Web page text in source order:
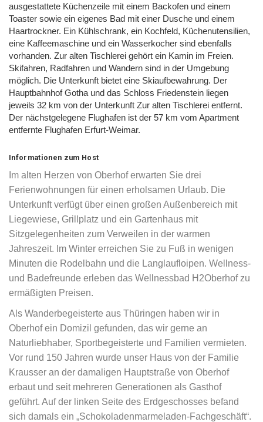
ausgestattete Küchenzeile mit einem Backofen und einem
Toaster sowie ein eigenes Bad mit einer Dusche und einem
Haartrockner. Ein Kühlschrank, ein Kochfeld, Küchenutensilien,
eine Kaffeemaschine und ein Wasserkocher sind ebenfalls
vorhanden. Zur alten Tischlerei gehört ein Kamin im Freien.
Skifahren, Radfahren und Wandern sind in der Umgebung
möglich. Die Unterkunft bietet eine Skiaufbewahrung. Der
Hauptbahnhof Gotha und das Schloss Friedenstein liegen
jeweils 32 km von der Unterkunft Zur alten Tischlerei entfernt.
Der nächstgelegene Flughafen ist der 57 km vom Apartment
entfernte Flughafen Erfurt-Weimar.
Informationen zum Host
Im alten Herzen von Oberhof erwarten Sie drei
Ferienwohnungen für einen erholsamen Urlaub. Die
Unterkunft verfügt über einen großen Außenbereich mit
Liegewiese, Grillplatz und ein Gartenhaus mit
Sitzgelegenheiten zum Verweilen in der warmen
Jahreszeit. Im Winter erreichen Sie zu Fuß in wenigen
Minuten die Rodelbahn und die Langlaufloipen. Wellness-
und Badefreunde erleben das Wellnessbad H2Oberhof zu
ermäßigten Preisen.
Als Wanderbegeisterte aus Thüringen haben wir in
Oberhof ein Domizil gefunden, das wir gerne an
Naturliebhaber, Sportbegeisterte und Familien vermieten.
Vor rund 150 Jahren wurde unser Haus von der Familie
Krausser an der damaligen Hauptstraße von Oberhof
erbaut und seit mehreren Generationen als Gasthof
geführt. Auf der linken Seite des Erdgeschosses befand
sich damals ein „Schokoladenmarmeladen-Fachgeschäft“.